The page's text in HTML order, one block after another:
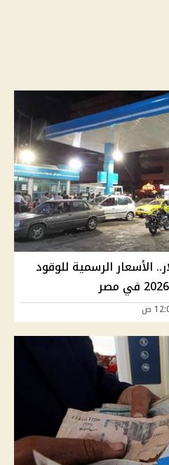
و95 والسولار.. الأسعار الرسمية للوقود